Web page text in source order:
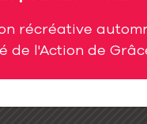
récréative
de l'Action de